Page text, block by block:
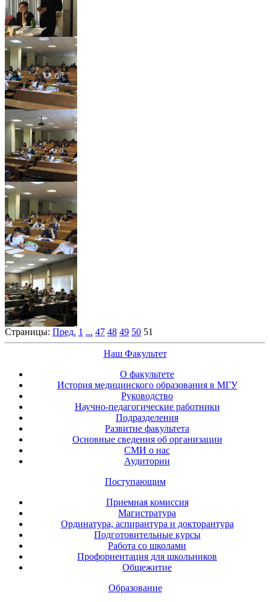
Страницы: Пред. 1 ... 47 48 49 50 51
Наш Факультет
О факультете
История медицинского образования в МГУ
Руководство
Научно-педагогические работники
Подразделения
Развитие факультета
Основные сведения об организации
СМИ о нас
Аудитории
Поступающим
Приемная комиссия
Магистратура
Ординатура, аспирантура и докторантура
Подготовительные курсы
Работа со школами
Профориентация для школьников
Общежитие
Образование